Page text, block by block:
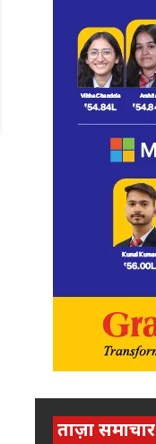
ताज़ा समाचार